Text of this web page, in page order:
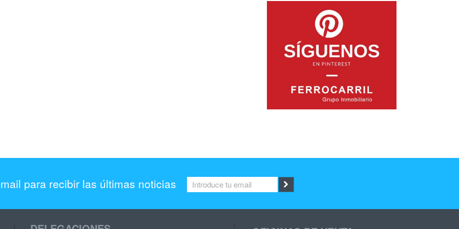
para recibir las últimas noticias